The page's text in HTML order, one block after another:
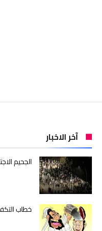
آخر الاخبار
الجحيم
خطاب